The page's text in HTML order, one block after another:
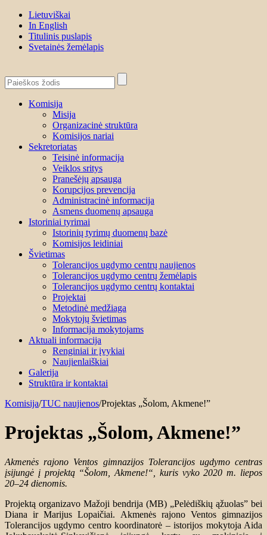
Lietuviškai
In English
Titulinis puslapis
Svetainės žemėlapis
Komisija
Misija
Organizacinė struktūra
Komisijos nariai
Sekretoriatas
Teisinė informacija
Veiklos sritys
Pranešėjų apsauga
Korupcijos prevencija
Administracinė informacija
Asmens duomenų apsauga
Istoriniai tyrimai
Istorinių tyrimų duomenų bazė
Komisijos leidiniai
Švietimas
Tolerancijos ugdymo centrų naujienos
Tolerancijos ugdymo centrų žemėlapis
Tolerancijos ugdymo centrų kontaktai
Projektai
Metodinė medžiaga
Mokytojų švietimas
Informacija mokytojams
Aktuali informacija
Renginiai ir įvykiai
Naujienlaiškiai
Galerija
Struktūra ir kontaktai
Komisija/TUC naujienos/Projektas „Šolom, Akmene!”
Projektas „Šolom, Akmene!”
Akmenės rajono Ventos gimnazijos Tolerancijos ugdymo centras
įsijungė į projektą “Šolom, Akmene!“, kuris vyko 2020 m. liepos
20–24 dienomis.
Projektą organizavo Mažoji bendrija (MB) „Pelėdiškių ąžuolas” bei
Diana ir Marijus Lopaičiai. Akmenės rajono Ventos gimnazijos
Tolerancijos ugdymo centro koordinatorė – istorijos mokytoja Aida